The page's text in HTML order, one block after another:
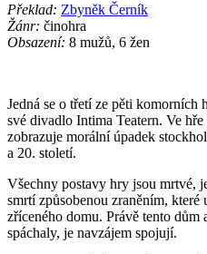
Překlad: Zbyněk Černík
Žánr: činohra
Obsazení: 8 mužů, 6 žen
Jedná se o třetí ze pěti komorních
své divadlo Intima Teatern. Ve hře
zobrazuje morální úpadek
a 20. století.
Všechny postavy hry jsou mrtvé,
smrtí způsobenou zraněním, které
zříceného domu. Právě tento dům
spáchaly, je navzájem spojují.